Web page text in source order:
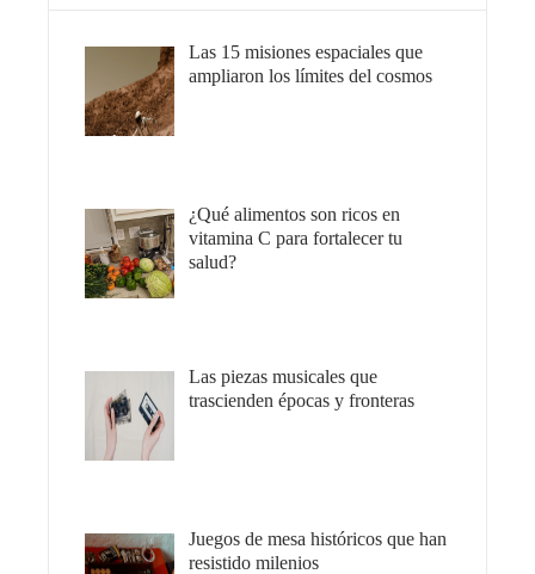
Las 15 misiones espaciales que
ampliaron los límites del cosmos
¿Qué alimentos son ricos en
vitamina C para fortalecer tu
salud?
Las piezas musicales que
trascienden épocas y fronteras
Juegos de mesa históricos que han
resistido milenios